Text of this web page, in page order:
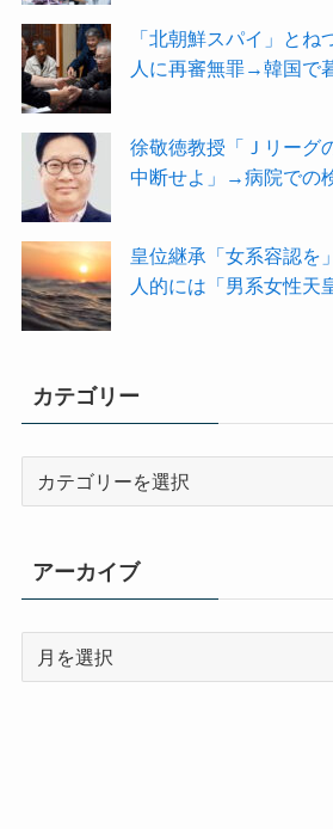
「北朝鮮スパイ」と
人に再審無罪→韓国で
徐敬徳教授「Ｊリーグ
中断せよ」→病院での
皇位継承「女系容認
人的には「男系女性天
カテゴリー
リ
ー
アーカイブ